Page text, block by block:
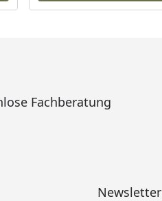
Fachberatung
Newsletter